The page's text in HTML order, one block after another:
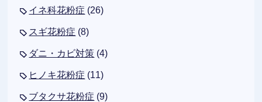
イネ科花粉症 (26)
スギ花粉症 (8)
ダニ・カビ対策 (4)
ヒノキ花粉症 (11)
ブタクサ花粉症 (9)